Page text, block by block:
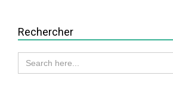
Rechercher
Search
for: